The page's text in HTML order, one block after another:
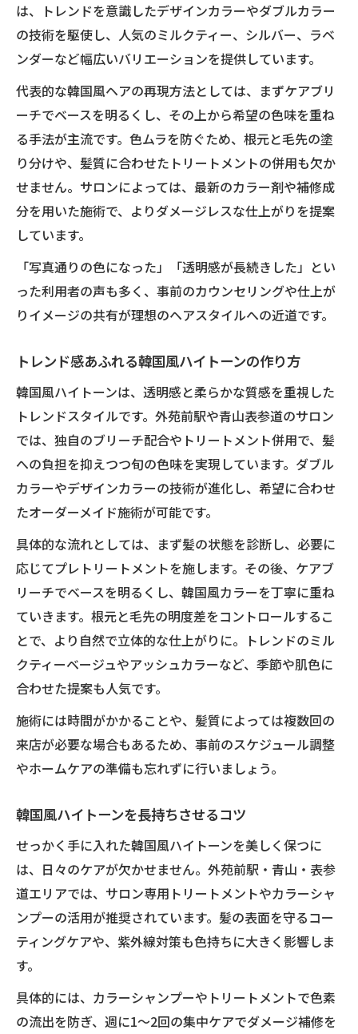
は、トレンドを意識したデザインカラーやダブルカラー
の技術を駆使し、人気のミルクティー、シルバー、ラベ
ンダーなど幅広いバリエーションを提供しています。
代表的な韓国風ヘアの再現方法としては、まずケアブリ
ーチでベースを明るくし、その上から希望の色味を重ね
る手法が主流です。色ムラを防ぐため、根元と毛先の塗
り分けや、髪質に合わせたトリートメントの併用も欠か
せません。サロンによっては、最新のカラー剤や補修成
分を用いた施術で、よりダメージレスな仕上がりを提案
しています。
「写真通りの色になった」「透明感が長続きした」とい
った利用者の声も多く、事前のカウンセリングや仕上が
りイメージの共有が理想のヘアスタイルへの近道です。
トレンド感あふれる韓国風ハイトーンの作り方
韓国風ハイトーンは、透明感と柔らかな質感を重視した
トレンドスタイルです。外苑前駅や青山表参道のサロン
では、独自のブリーチ配合やトリートメント併用で、髪
への負担を抑えつつ旬の色味を実現しています。ダブル
カラーやデザインカラーの技術が進化し、希望に合わせ
たオーダーメイド施術が可能です。
具体的な流れとしては、まず髪の状態を診断し、必要に
応じてプレトリートメントを施します。その後、ケアブ
リーチでベースを明るくし、韓国風カラーを丁寧に重ね
ていきます。根元と毛先の明度差をコントロールするこ
とで、より自然で立体的な仕上がりに。トレンドのミル
クティーベージュやアッシュカラーなど、季節や肌色に
合わせた提案も人気です。
施術には時間がかかることや、髪質によっては複数回の
来店が必要な場合もあるため、事前のスケジュール調整
やホームケアの準備も忘れずに行いましょう。
韓国風ハイトーンを長持ちさせるコツ
せっかく手に入れた韓国風ハイトーンを美しく保つに
は、日々のケアが欠かせません。外苑前駅・青山・表参
道エリアでは、サロン専用トリートメントやカラーシャ
ンプーの活用が推奨されています。髪の表面を守るコー
ティングケアや、紫外線対策も色持ちに大きく影響しま
す。
具体的には、カラーシャンプーやトリートメントで色素
の流出を防ぎ、週に1〜2回の集中ケアでダメージ補修を